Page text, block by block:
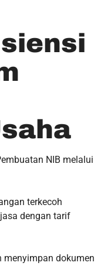
NIB melalui
terkecoh
dengan tarif
menyimpan dokumen